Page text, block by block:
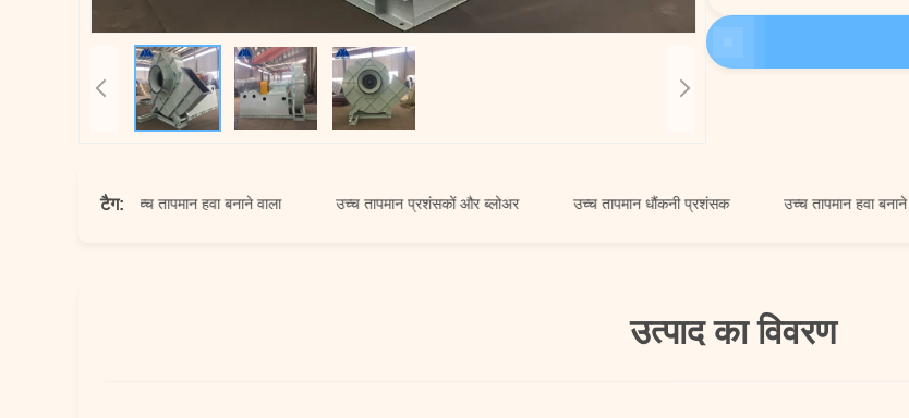
टैग:
उच्च तापमान हवा बनाने वाला उच्च तापमान प्रशंसकों और ब्लोअर उच्च तापमान धौंकनी प्रशंसक उच्च तापमान हवा बनाने वाला
उत्पाद का विवरण